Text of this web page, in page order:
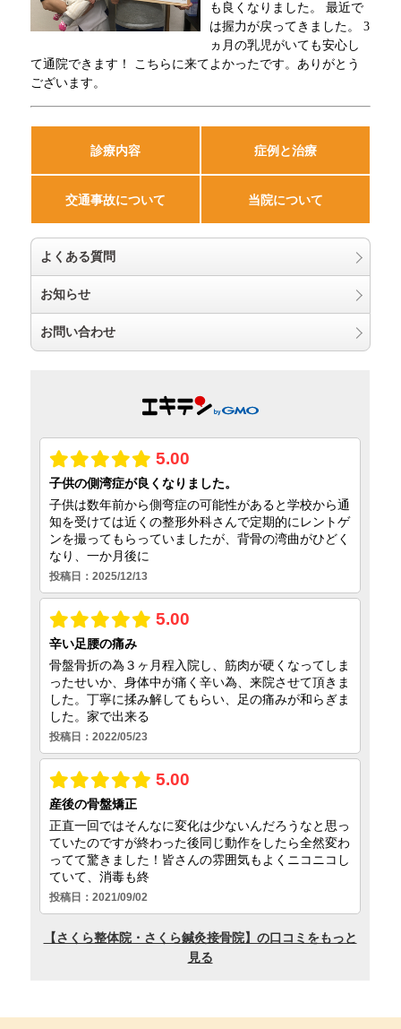
も良くなりました。 最近で
は握力が戻ってきました。 3
ヵ月の乳児がいても安心し
て通院できます！ こちらに来てよかったです。ありがとう
ございます。
診療内容 症例と治療
交通事故について 当院について
よくある質問
お知らせ
お問い合わせ